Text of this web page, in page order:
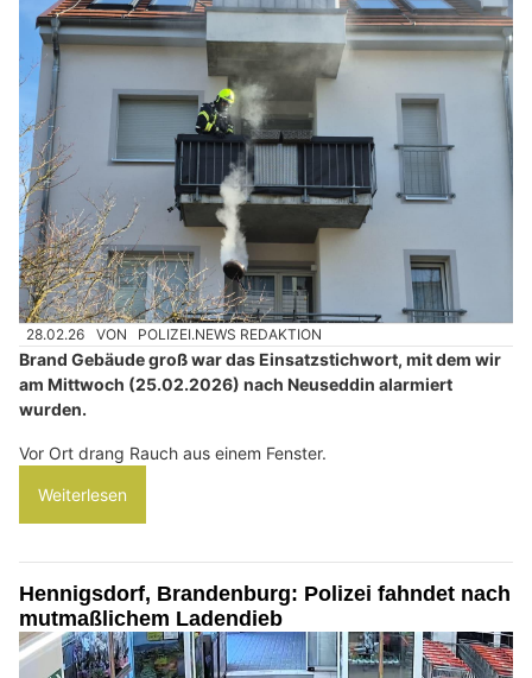
28.02.26 VON POLIZEI.NEWS REDAKTION
Brand Gebäude groß war das Einsatzstichwort, mit dem wir
am Mittwoch (25.02.2026) nach Neuseddin alarmiert
wurden.
Vor Ort drang Rauch aus einem Fenster.
Weiterlesen
Hennigsdorf, Brandenburg: Polizei fahndet nach
mutmaßlichem Ladendieb